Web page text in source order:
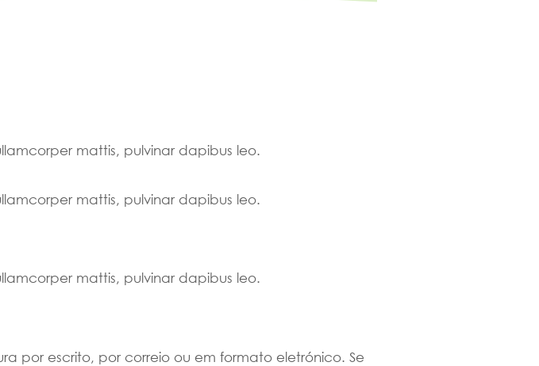
mattis, pulvinar dapibus leo.
mattis, pulvinar dapibus leo.
mattis, pulvinar dapibus leo.
por escrito, por correio ou em formato eletrónico. Se